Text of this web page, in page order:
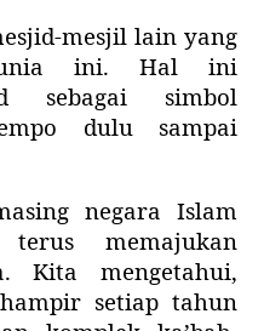
mesjil lain yang
ini. Hal ini
sebagai simbol
dulu sampai
negara Islam
memajukan
Kita mengetahui,
setiap tahun